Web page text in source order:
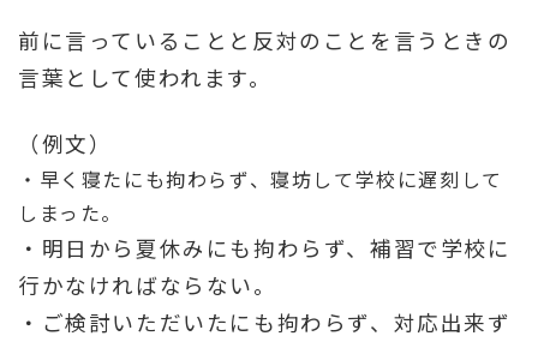
前に言っていることと反対のことを言うときの
言葉として使われます。
（例文）
・早く寝たにも拘わらず、寝坊して学校に遅刻して
しまった。
・明日から夏休みにも拘わらず、補習で学校に
行かなければならない。
・ご検討いただいたにも拘わらず、対応出来ず